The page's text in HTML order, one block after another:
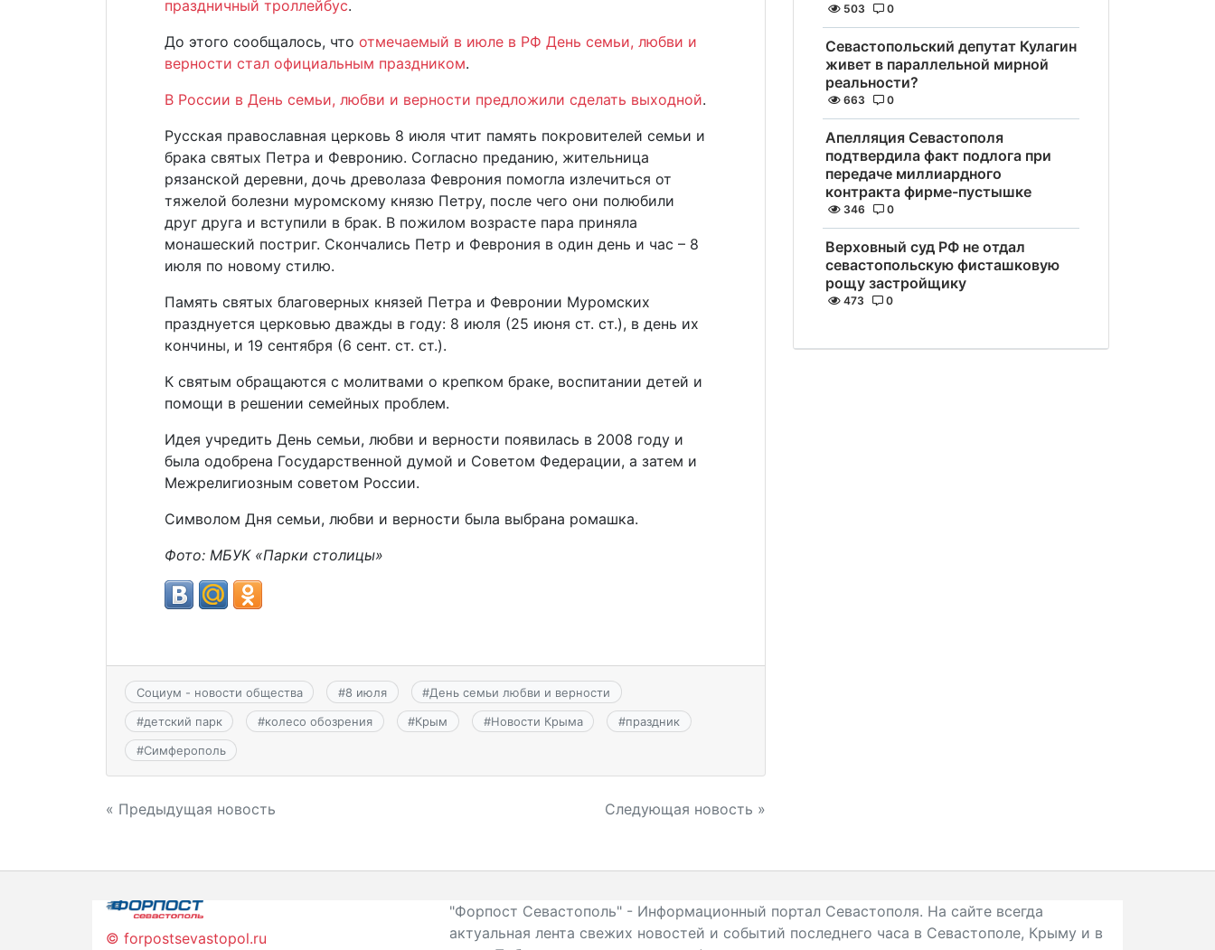
праздничный троллейбус.
До этого сообщалось, что отмечаемый в июле в РФ День семьи, любви и
верности стал официальным праздником.
В России в День семьи, любви и верности предложили сделать выходной.
Русская православная церковь 8 июля чтит память покровителей семьи и
брака святых Петра и Февронию. Согласно преданию, жительница
рязанской деревни, дочь древолаза Феврония помогла излечиться от
тяжелой болезни муромскому князю Петру, после чего они полюбили
друг друга и вступили в брак. В пожилом возрасте пара приняла
монашеский постриг. Скончались Петр и Феврония в один день и час – 8
июля по новому стилю.
Память святых благоверных князей Петра и Февронии Муромских
празднуется церковью дважды в году: 8 июля (25 июня ст. ст.), в день их
кончины, и 19 сентября (6 сент. ст. ст.).
К святым обращаются с молитвами о крепком браке, воспитании детей и
помощи в решении семейных проблем.
Идея учредить День семьи, любви и верности появилась в 2008 году и
была одобрена Государственной думой и Советом Федерации, а затем и
Межрелигиозным советом России.
Символом Дня семьи, любви и верности была выбрана ромашка.
Фото: МБУК «Парки столицы»
Социум - новости общества #8 июля #День семьи любви и верности
#детский парк #колесо обозрения #Крым #Новости Крыма #праздник
#Симферополь
Навигация
записям
« Предыдущая новость Следующая новость »
503 0
Севастопольский депутат Кулагин
живет в параллельной мирной
реальности?
663 0
Апелляция Севастополя
подтвердила факт подлога при
передаче миллиардного
контракта фирме-пустышке
346 0
Верховный суд РФ не отдал
севастопольскую фисташковую
рощу застройщику
473 0
© forpostsevastopol.ru
"Форпост Севастополь" - Информационный портал Севастополя. На сайте всегда
актуальная лента свежих новостей и событий последнего часа в Севастополе, Крыму и в